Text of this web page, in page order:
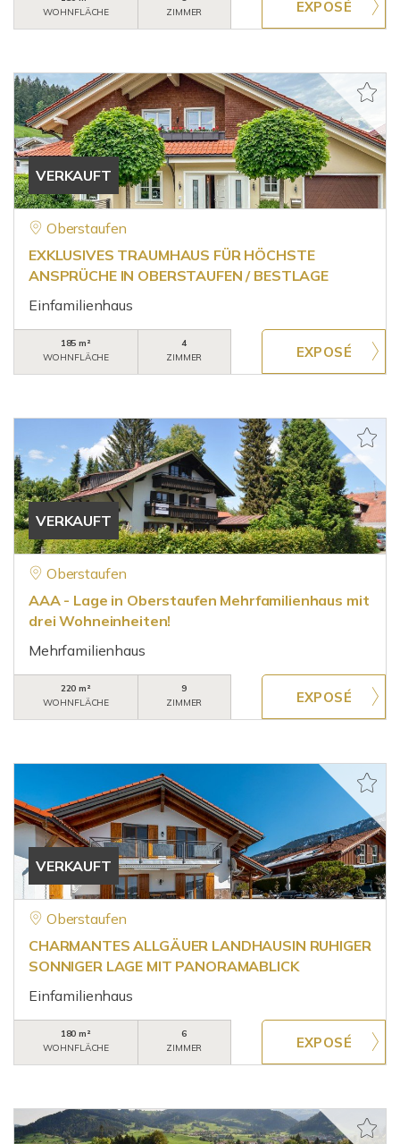
WOHNFLÄCHE
ZIMMER
VERKAUFT
Oberstaufen
EXKLUSIVES TRAUMHAUS FÜR HÖCHSTE
ANSPRÜCHE IN OBERSTAUFEN / BESTLAGE
Einfamilienhaus
185 m²
WOHNFLÄCHE
4
ZIMMER
VERKAUFT
Oberstaufen
AAA - Lage in Oberstaufen Mehrfamilienhaus mit
drei Wohneinheiten!
Mehrfamilienhaus
220 m²
WOHNFLÄCHE
9
ZIMMER
VERKAUFT
Oberstaufen
CHARMANTES ALLGÄUER LANDHAUSIN RUHIGER
SONNIGER LAGE MIT PANORAMABLICK
Einfamilienhaus
180 m²
WOHNFLÄCHE
6
ZIMMER